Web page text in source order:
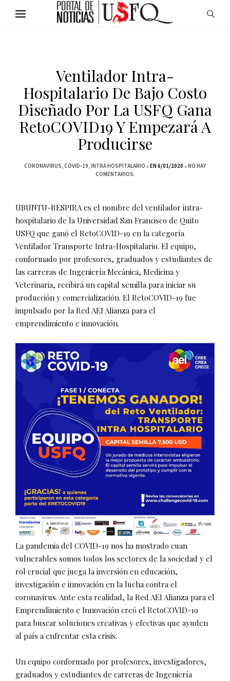
Ventilador Intra-
Hospitalario De Bajo Costo
Diseñado Por La USFQ Gana
RetoCOVID19 Y Empezará A
Producirse
CORONAVIRUS COVID-19 INTRA HOSPITALARIO EN 6/01/2020
NO HAY
COMENTARIOS.
UBUNTU-RESPIRA es el nombre del ventilador intra-
hospitalario de la Universidad San Francisco de Quito
USFQ que ganó el RetoCOVID-19 en la categoría
Ventilador Transporte Intra-Hospitalario. El equipo,
conformado por profesores, graduados y estudiantes de
las carreras de Ingeniería Mecánica, Medicina y
Veterinaria, recibirá un capital semilla para iniciar su
producción y comercialización. El RetoCOVID-19 fue
impulsado por la Red AEI Alianza para el
emprendimiento e innovación.
La pandemia del COVID-19 nos ha mostrado cuan
vulnerables somos todos los sectores de la sociedad y el
rol crucial que juega la inversión en educación,
investigación e innovación en la lucha contra el
coronavirus. Ante esta realidad, la Red AEI Alianza para el
Emprendimiento e Innovación creó el RetoCOVID-19
para buscar soluciones creativas y efectivas que ayuden
al país a enfrentar esta crisis.
Un equipo conformado por profesores, investigadores,
graduados y estudiantes de carreras de Ingeniería